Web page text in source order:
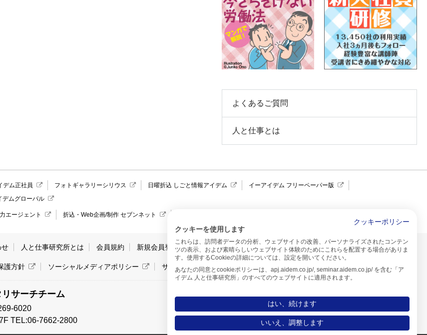
よくあるご質問
人と仕事とは
デム正社員 フォトギャラリーシリウス 日曜折込 しごと情報アイデム
イーアイデム フリーペーパー版
デムグローバル
エージェント 折込・Web企画/制作 セブンネット
せ 人と仕事研究所とは 会員規約 新規会員登録 サイトのご利用について
護方針 ソーシャルメディアポリシー サイトマップ
サーチチーム
6020
TEL:06-7662-2800
クッキーポリシー
クッキーを使用します
これらは、訪問者データの分析、ウェブサイトの改善、パーソナライズされたコンテン
ツの表示、および素晴らしいウェブサイト体験のためにこれらを配置する場合がありま
す。使用するCookieの詳細については、設定を開いてください。
あなたの同意とcookieポリシーは、apj.aidem.co.jp/, seminar.aidem.co.jp/ を含む「ア
イデム 人と仕事研究所」のすべてのウェブサイトに適用されます。
はい、続けます
いいえ、調整します